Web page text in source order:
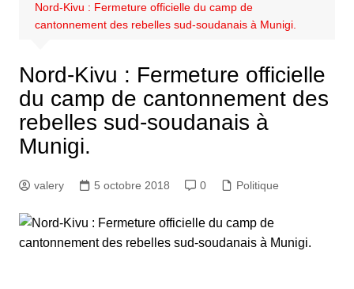
Nord-Kivu : Fermeture officielle du camp de
cantonnement des rebelles sud-soudanais à Munigi.
Nord-Kivu : Fermeture officielle
du camp de cantonnement des
rebelles sud-soudanais à
Munigi.
valery 5 octobre 2018 0 Politique